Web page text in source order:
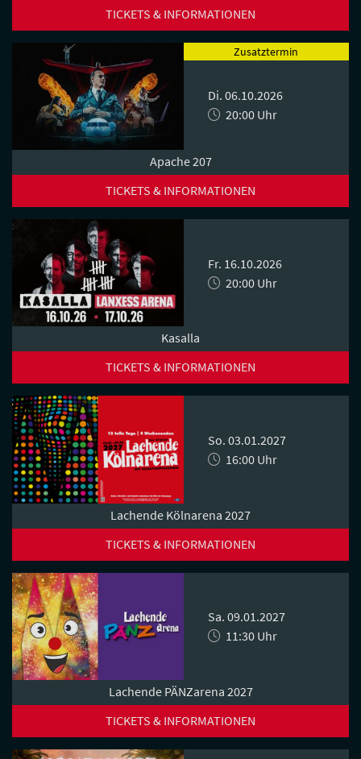
TICKETS & INFORMATIONEN
Zusatztermin
Di. 06.10.2026
20:00 Uhr
Apache 207
TICKETS & INFORMATIONEN
Fr. 16.10.2026
20:00 Uhr
Kasalla
TICKETS & INFORMATIONEN
So. 03.01.2027
16:00 Uhr
Lachende Kölnarena 2027
TICKETS & INFORMATIONEN
Sa. 09.01.2027
11:30 Uhr
Lachende PÄNZarena 2027
TICKETS & INFORMATIONEN